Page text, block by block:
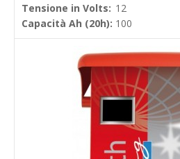
Tensione in Volts: 12
Capacità Ah (20h): 100